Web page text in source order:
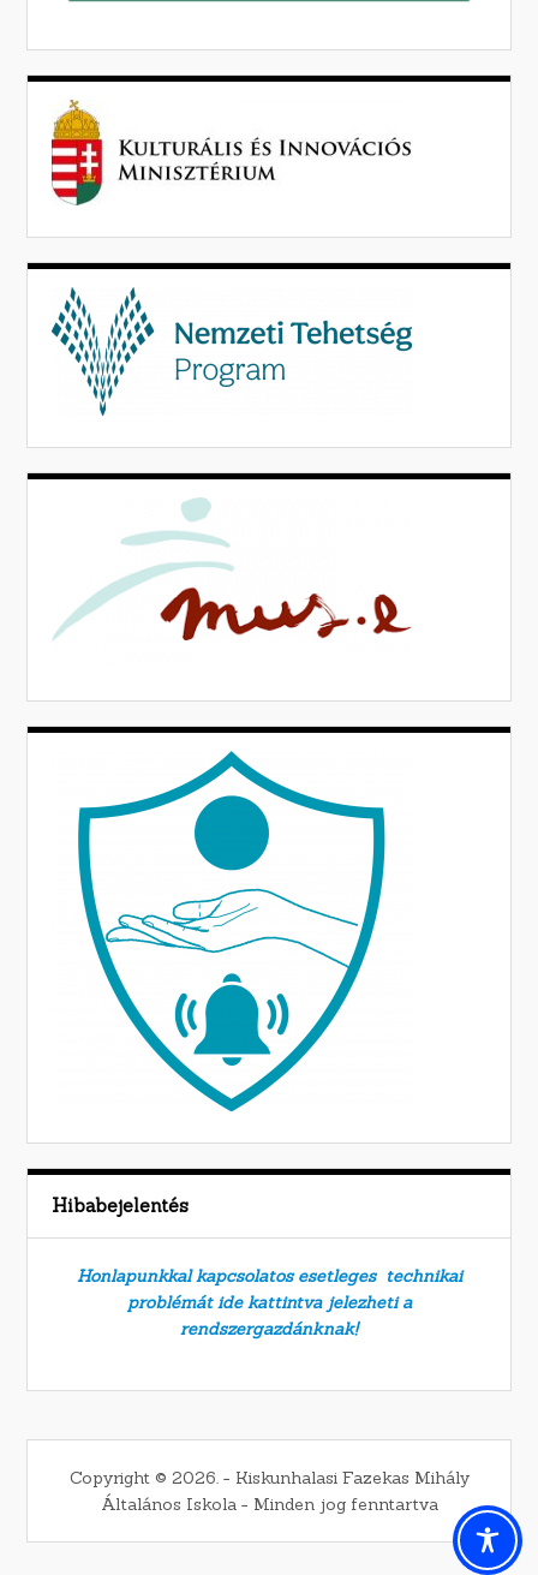
Hibabejelentés
Honlapunkkal kapcsolatos esetleges technikai
problémát ide kattintva jelezheti a
rendszergazdánknak!
Copyright © 2026. − Kiskunhalasi Fazekas Mihály
Általános Iskola − Minden jog fenntartva